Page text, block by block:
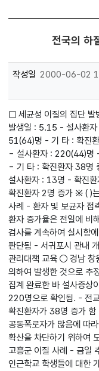
전국의 하
작성일 2000-06-02
□ 세균성 이질의 집단 발
발생일 : 5.15 - 설사환
51(64)명 - 기 타 : 확진
- 설사환자 : 220(44)명
- 기 타 : 확진환자 38명
설사환자 : 13명 - 확진
확진환자 2명 증가 ※ ( )
사례 - 환자 및 보균자 접
환자 증가율은 전일에 비
검사를 계속하여 실시함
판단됨 - 서귀포시 관내
관리대책 교육 ○ 경남 창
의하여 발생한 것으로 추
집계 완료한 바 설사증상
220명으로 확인됨. - 전
확진환자가 38명 증가
공동폭로자가 많음에 따
확산을 차단하기 위하여
고흥군 이질 사례 - 금일
인근학교 학생들에 대한